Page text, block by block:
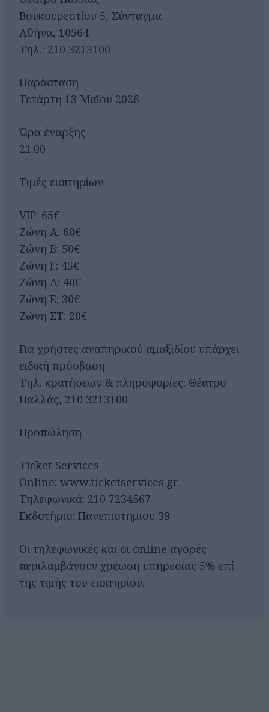
Βουκουρεστίου 5, Σύνταγμα
Αθήνα, 10564
Τηλ.: 210 3213100
Παράσταση
Τετάρτη 13 Μαΐου 2026
Ώρα έναρξης
21:00
Τιμές εισιτηρίων
VIP: 65€
Ζώνη Α: 60€
Ζώνη Β: 50€
Ζώνη Γ: 45€
Ζώνη Δ: 40€
Ζώνη Ε: 30€
Ζώνη ΣΤ: 20€
Για χρήστες αναπηρικού αμαξιδίου υπάρχει
ειδική πρόσβαση.
Τηλ. κρατήσεων & πληροφορίες: Θέατρο
Παλλάς, 210 3213100
Προπώληση
Ticket Services
Online: www.ticketservices.gr
Τηλεφωνικά: 210 7234567
Εκδοτήριο: Πανεπιστημίου 39
Οι τηλεφωνικές και οι online αγορές
περιλαμβάνουν χρέωση υπηρεσίας 5% επί
της τιμής του εισιτηρίου.